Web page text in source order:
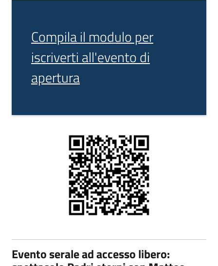
Compila il modulo per
iscriverti all'evento di
apertura
Evento serale ad accesso libero: